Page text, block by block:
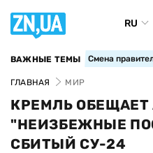
RU
ВАЖНЫЕ ТЕМЫ Смена
ГЛАВНАЯ МИР
КРЕМЛЬ ОБЕЩАЕТ
"НЕИЗБЕЖНЫЕ
СБИТЫЙ СУ-24